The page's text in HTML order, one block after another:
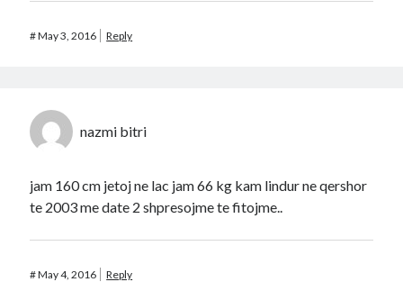
#May 3, 2016 Reply
nazmi bitri
jam 160 cm jetoj ne lac jam 66 kg kam lindur ne qershor
te 2003 me date 2 shpresojme te fitojme..
#May 4, 2016 Reply